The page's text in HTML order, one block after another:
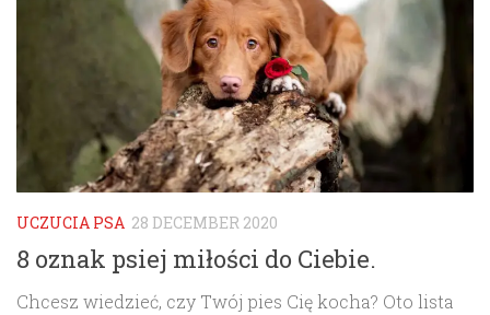
UCZUCIA PSA 28 DECEMBER 2020
8 oznak psiej miłości do Ciebie.
Chcesz wiedzieć, czy Twój pies Cię kocha? Oto lista